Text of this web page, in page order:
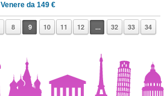
Venere da 149 €
8 9 10 11 12 ... 32 33 34